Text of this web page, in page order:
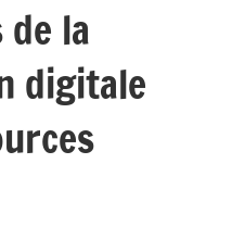
de la
digitale